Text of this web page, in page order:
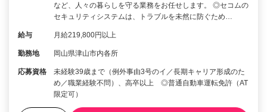
など、人々の暮らしを守る業務をお任せします。 ◎セコムの
セキュリティシステムは、トラブルを未然に防ぐため…
給与 月給219,800円以上
勤務地 岡山県津山市内各所
応募資格
未経験39歳まで（例外事由3号のイ／長期キャリア形成のた
め／職業経験不問）、高卒以上 ◎普通自動車運転免許（AT
限定可）